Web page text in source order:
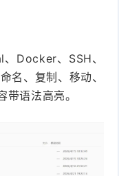
Docker、SSH、
名、复制、移动、
语法高亮。